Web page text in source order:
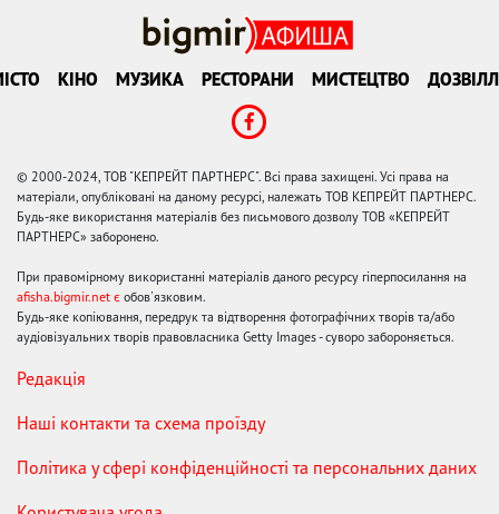
КІНО МУЗИКА РЕСТОРАНИ МИСТЕЦТВО
© 2000-2024, ТОВ "КЕПРЕЙТ ПАРТНЕРС". Всі права захищені. Усі права на
матеріали, опубліковані на даному ресурсі, належать ТОВ КЕПРЕЙТ ПАРТНЕРС.
Будь-яке використання матеріалів без письмового дозволу ТОВ «КЕПРЕЙТ
ПАРТНЕРС» заборонено.
При правомірному використанні матеріалів даного ресурсу гіперпосилання на
afisha.bigmir.net є обов'язковим.
Будь-яке копіювання, передрук та відтворення фотографічних творів та/або
аудіовізуальних творів правовласника Getty Images - суворо забороняється.
Редакція
Наші контакти та схема проїзду
Політика у сфері конфіденційності та персональних даних